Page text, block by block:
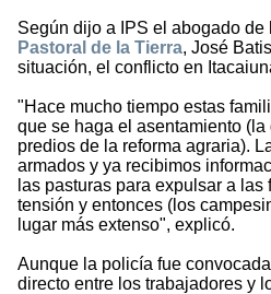
Según dijo a IPS el abogado de
Pastoral de la Tierra, José
situación, el conflicto en
"Hace mucho tiempo estas
que se haga el asentamiento
predios de la reforma agraria).
armados y ya recibimos
las pasturas para expulsar a
tensión y entonces (los
lugar más extenso", explicó.
Aunque la policía fue
directo entre los trabajadores y